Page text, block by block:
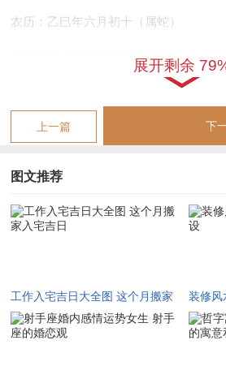
农历 ：乙巳年六月初十（属蛇）
:乙巳年癸未月壬辰日
入宅、嫁娶、祈福、开市、动土
【忌】安葬、出行、立券
✓强效匹配 ：安床定位、点亮全屋灯火
✗首要规避:床头朝西、镜面直对大门
✗次要规避：戌时（19-21时）拆封旧物
展开剩余
上一篇 下
图文推荐
工作入宅吉日大全图 这个月搬家
入宅吉日
装修风